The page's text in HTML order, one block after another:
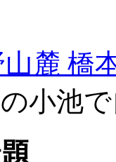
麓 橋
小池